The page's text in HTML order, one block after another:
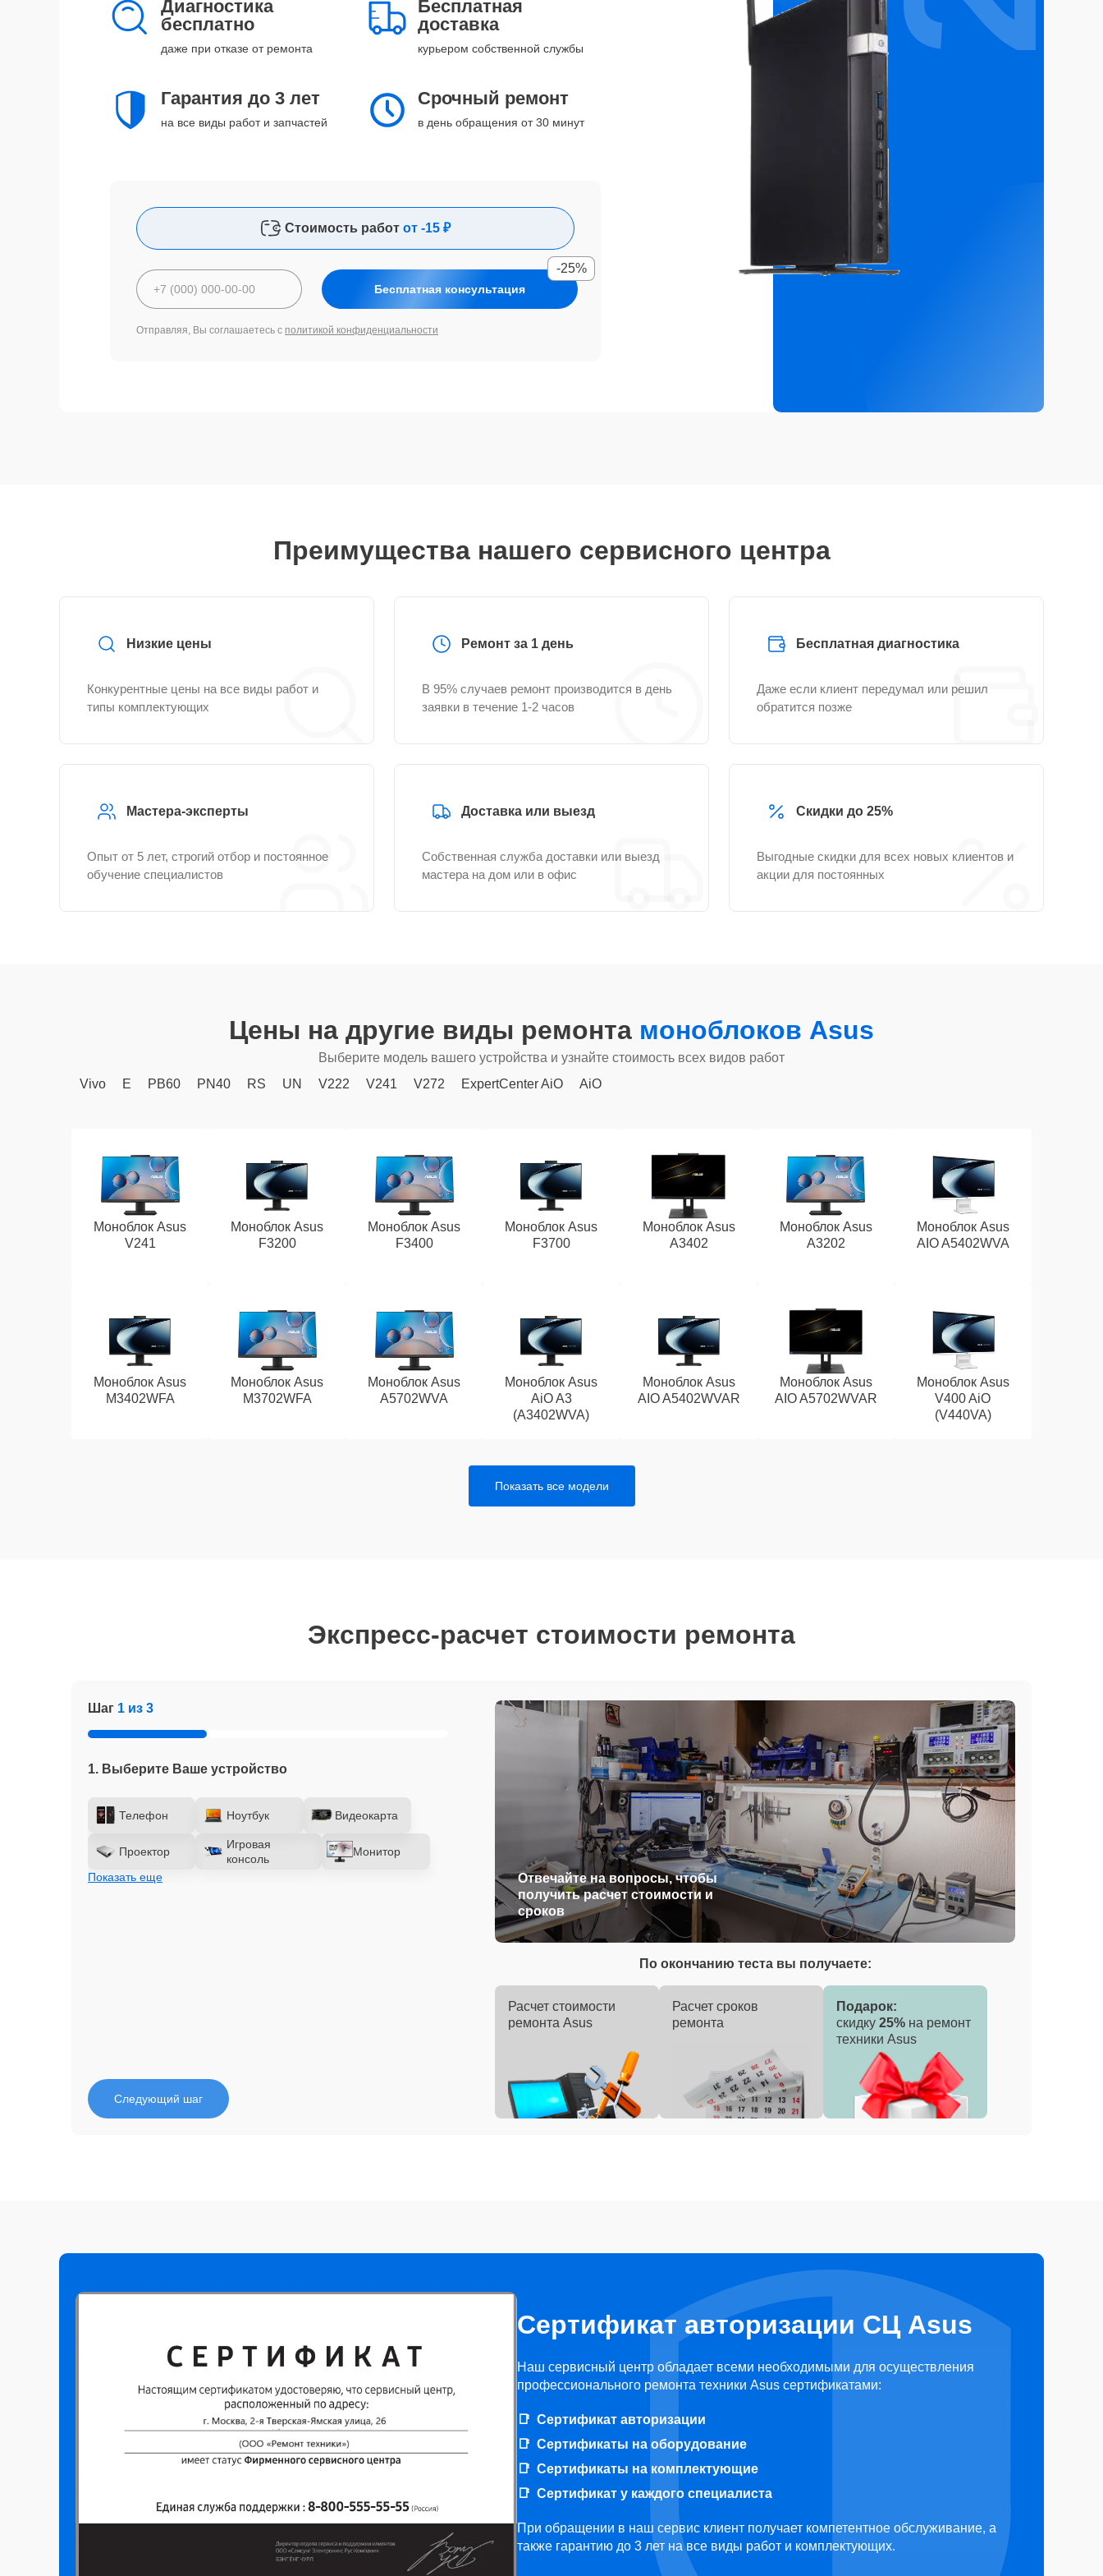
Диагностика
бесплатно
даже при отказе от ремонта
Бесплатная
доставка
курьером собственной службы
Гарантия до 3 лет
на все виды работ и запчастей
Срочный ремонт
в день обращения от 30 минут
Стоимость работ от -15 ₽
Бесплатная консультация
-25%
Отправляя, Вы соглашаетесь с политикой конфиденциальности
Преимущества нашего сервисного центра
Низкие цены
Конкурентные цены на все виды работ и
типы комплектующих
Ремонт за 1 день
В 95% случаев ремонт производится в день
заявки в течение 1-2 часов
Бесплатная диагностика
Даже если клиент передумал или решил
обратится позже
Мастера-эксперты
Опыт от 5 лет, строгий отбор и постоянное
обучение специалистов
Доставка или выезд
Собственная служба доставки или выезд
мастера на дом или в офис
Скидки до 25%
Выгодные скидки для всех новых клиентов и
акции для постоянных
Цены на другие виды ремонта моноблоков Asus
Выберите модель вашего устройства и узнайте стоимость всех видов работ
Vivo
E PB60 PN40 RS UN V222 V241 V272 ExpertCenter AiO AiO
Моноблок Asus
V241
Моноблок Asus
F3200
Моноблок Asus
F3400
Моноблок Asus
F3700
Моноблок Asus
A3402
Моноблок Asus
A3202
Моноблок Asus
AIO A5402WVA
Моноблок Asus
M3402WFA
Моноблок Asus
M3702WFA
Моноблок Asus
A5702WVA
Моноблок Asus
AiO A3
(A3402WVA)
Моноблок Asus
AIO A5402WVAR
Моноблок Asus
AIO A5702WVAR
Моноблок Asus
V400 AiO
(V440VA)
Показать все модели
Экспресс-расчет стоимости ремонта
Шаг 1 из 3
1. Выберите Ваше устройство
Телефон Ноутбук Видеокарта
Проектор
Игровая
консоль
Монитор
Показать еще
Отвечайте на вопросы, чтобы
получить расчет стоимости и
сроков
Следующий шаг
По окончанию теста вы получаете:
Расчет стоимости
ремонта Asus
Расчет сроков
ремонта
Подарок:
скидку 25% на ремонт
техники Asus
Сертификат авторизации СЦ Asus
Наш сервисный центр обладает всеми необходимыми для осуществления
профессионального ремонта техники Asus сертификатами:
Сертификат авторизации
Сертификаты на оборудование
Сертификаты на комплектующие
Сертификат у каждого специалиста
При обращении в наш сервис клиент получает компетентное обслуживание, а
также гарантию до 3 лет на все виды работ и комплектующих.